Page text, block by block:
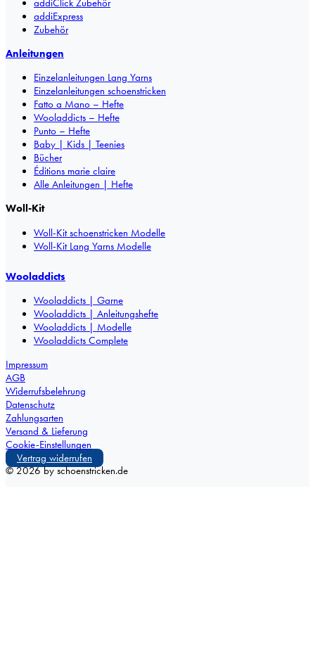
addiClick Zubehör
addiExpress
Zubehör
Anleitungen
Einzelanleitungen Lang Yarns
Einzelanleitungen schoenstricken
Fatto a Mano – Hefte
Wooladdicts – Hefte
Punto – Hefte
Baby | Kids | Teenies
Bücher
Éditions marie claire
Alle Anleitungen | Hefte
Woll-Kit
Woll-Kit schoenstricken Modelle
Woll-Kit Lang Yarns Modelle
Wooladdicts
Wooladdicts | Garne
Wooladdicts | Anleitungshefte
Wooladdicts | Modelle
Wooladdicts Complete
Impressum
AGB
Widerrufsbelehrung
Datenschutz
Zahlungsarten
Versand & Lieferung
Cookie-Einstellungen
Vertrag widerrufen
© 2026 by schoenstricken.de